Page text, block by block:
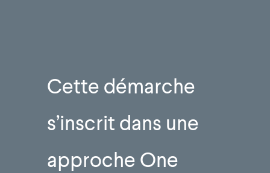
Cette démarche
s’inscrit dans une
approche One